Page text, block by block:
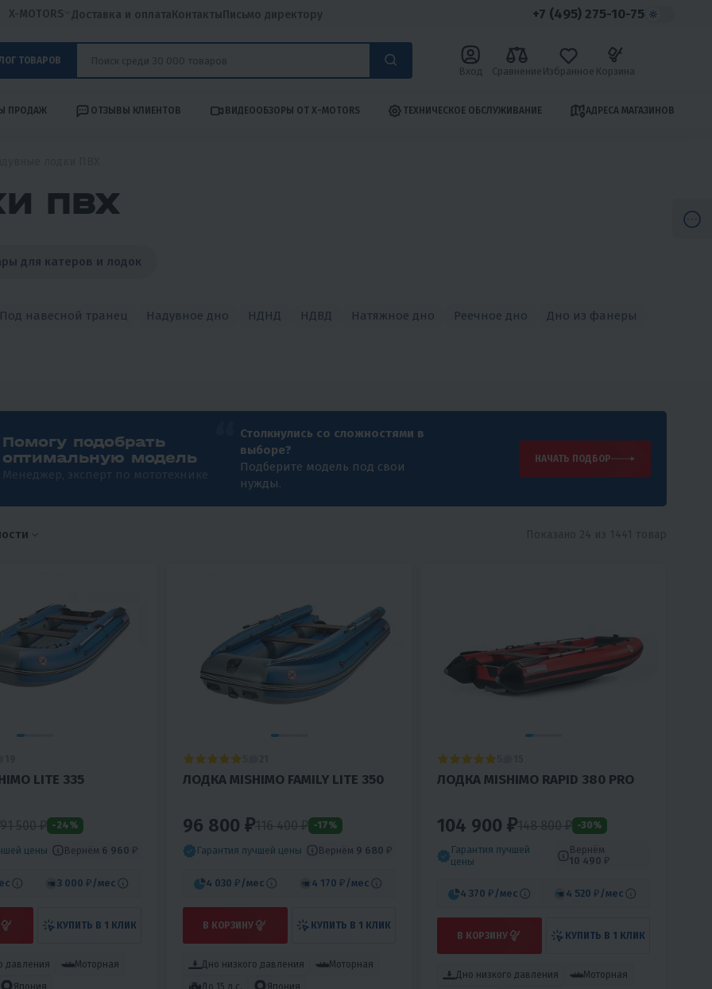
X-MOTORS Доставка и оплатаКонтактыПисьмо директору +7 (495) 275-10-75
ТОВАРОВ
Вход Сравнение Избранное Корзина
ПРОДАЖ ОТЗЫВЫ КЛИЕНТОВ ВИДЕООБЗОРЫ ОТ X-MOTORS ТЕХНИЧЕСКОЕ ОБСЛУЖИВАНИЕ АДРЕСА МАГАЗИНОВ
ПВХ
для катеров и лодок
Под навесной транец Надувное дно НДНД НДВД Натяжное дно Реечное дно Дно из фанеры
Помогу подобрать
оптимальную модель
Менеджер, эксперт по мототехнике
Столкнулись со сложностями в
выборе?
Подберите модель под свои
нужды.
НАЧАТЬ ПОДБОР
LITE 335
91 500₽ -24%
цены Вернём 6 960 ₽
3 000 ₽ /мес
КУПИТЬ В 1 КЛИК
давления
Моторная
ЛОДКА MISHIMO FAMILY LITE 350
96 800 ₽116 400₽ -17%
Гарантия лучшей цены Вернём 9 680 ₽
4 030 ₽ /мес 4 170 ₽ /мес
В КОРЗИНУ КУПИТЬ В 1 КЛИК
Дно низкого давления
Моторная
ЛОДКА MISHIMO RAPID 380 PRO
104 900 ₽148 800₽ -30%
Гарантия лучшей
цены
Вернём
10 490 ₽
4 370 ₽ /мес 4 520 ₽ /мес
В КОРЗИНУ КУПИТЬ В 1 КЛИК
Дно низкого давления
Моторная